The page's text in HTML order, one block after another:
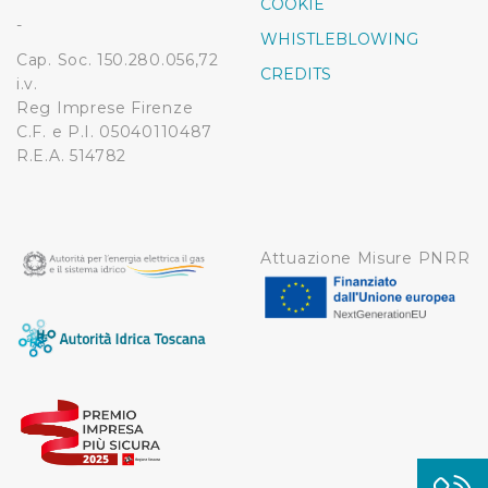
modificare o ritirare il tuo consenso in qualsiasi momento
Utilizziamo dei cookie tecnici necessari per rendere
fruibile il sito web abilitandone funzionalità di base quali
la navigazione sulle pagine e l'accesso alle aree
traffico sul nostro sito web, per personalizzare
contenuti ed annunci e per fornire funzionalità dei social
media, condividendo informazioni sul modo in cui
l’Utente utilizza il nostro sito con i nostri partner. Tali
soggetti, che si occupano di analisi dei dati web,
informazioni ricevute con altre informazioni che l’Utente
ha fornito loro o che hanno raccolto dal suo utilizzo dei
loro servizi.
-
Cap. Soc. 150.280.056,72
i.v.
Reg Imprese Firenze
C.F. e P.I. 05040110487
R.E.A. 514782
COOKIE
WHISTLEBLOWING
CREDITS
Attuazione Misure PNRR